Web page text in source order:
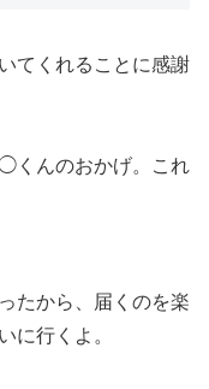
てくれることに感謝
くんのおかげ。これ
たから、届くのを楽
に行くよ。